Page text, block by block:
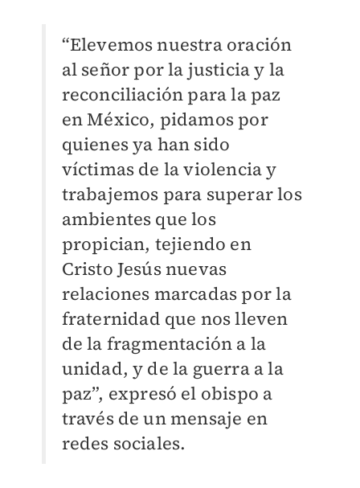
“Elevemos nuestra oración
al señor por la justicia y la
reconciliación para la paz
en México, pidamos por
quienes ya han sido
víctimas de la violencia y
trabajemos para superar los
ambientes que los
propician, tejiendo en
Cristo Jesús nuevas
relaciones marcadas por la
fraternidad que nos lleven
de la fragmentación a la
unidad, y de la guerra a la
paz”, expresó el obispo a
través de un mensaje en
redes sociales.